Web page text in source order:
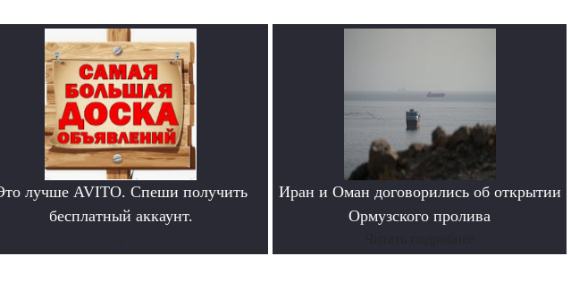
лучше AVITO. Спеши получить
бесплатный аккаунт.
Иран и Оман договорились об открытии
Ормузского пролива